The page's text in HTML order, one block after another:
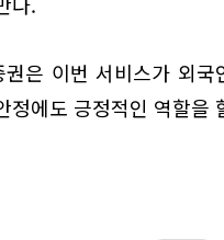
권은 이번 서비스가 외
정에도 긍정적인 역할을